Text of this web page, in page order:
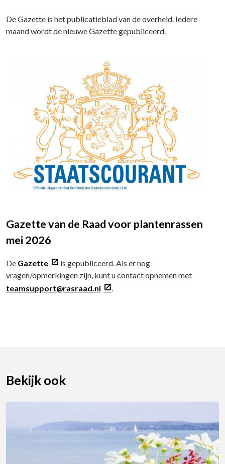
De Gazette is het publicatieblad van de overheid. Iedere
maand wordt de nieuwe Gazette gepubliceerd.
Gazette van de Raad voor plantenrassen
mei 2026
De Gazette
is gepubliceerd. Als er nog
vragen/opmerkingen zijn, kunt u contact opnemen met
teamsupport@rasraad.nl
.
Bekijk ook